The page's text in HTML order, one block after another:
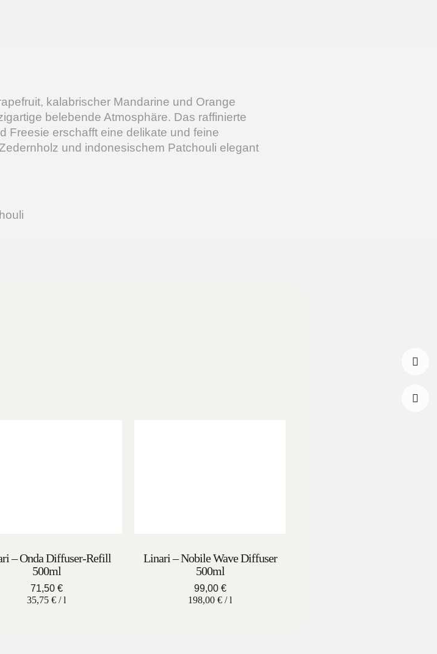
kalabrischer Mandarine und Orange
belebende Atmosphäre. Das raffinierte
Freesie erschafft eine delikate und feine
und indonesischem Patchouli elegant
– Onda Diffuser-Refill
500ml
71,50 €
35,75 € /l
Linari – Nobile Wave Diffuser
500ml
99,00 €
198,00 € /l